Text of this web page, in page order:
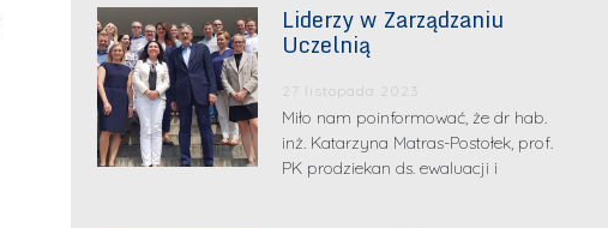
Liderzy w Zarządzaniu
Uczelnią
27 listopada 2023
Miło nam poinformować, że dr hab.
inż. Katarzyna Matras-Postołek, prof.
PK prodziekan ds. ewaluacji i